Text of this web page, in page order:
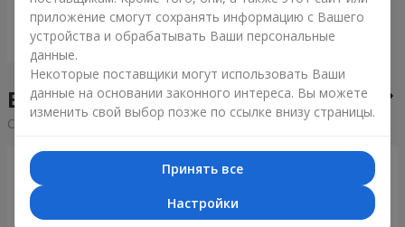
Заказать
Букеты недели
Cортировка: дорогие
приложение смогут сохранять информацию с Вашего
устройства и обрабатывать Ваши персональные
данные.
Некоторые поставщики могут использовать Ваши
данные на основании законного интереса. Вы можете
изменить свой выбор позже по ссылке внизу страницы.
Принять все
Настройки